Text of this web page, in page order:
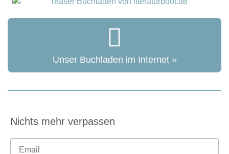
Unser Buchladen im Internet »
Nichts mehr verpassen